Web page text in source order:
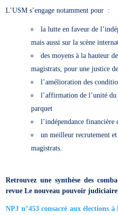
L’USM s’engage notamment pour :
la lutte en faveur de
mais aussi sur la scène
des moyens à la hauteur
magistrats, pour une justice
l’amélioration des
l’affirmation de l’unité du
parquet
l’indépendance financière
un meilleur recrutement
magistrats.
Retrouvez une synthèse des
revue Le nouveau pouvoir
NPJ n°453 consacré aux élections